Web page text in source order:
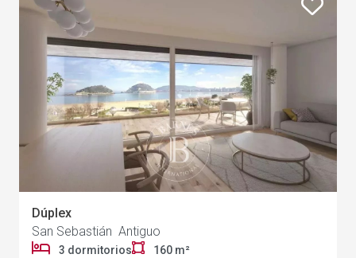
Dúplex
San Sebastián Antiguo
3 dormitorios 160 m²